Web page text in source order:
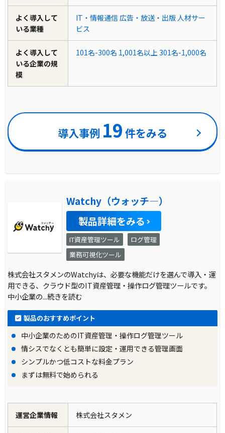
よく導入して
いる業種
IT・情報通信 広告・放送・出版人材サー
ビス
よく導入して
いる企業の規
模
101名-300名 1,001名以上301名-1,000名
導入事例 19 件をみる
Watchy（ウォッチ―）
製品詳細をみる
IT資産管理ツール
ログ管理
業務可視化ツール
株式会社スタメンのWatchyは、必要な機能だけを選んで導入・運
用できる、クラウド型のIT資産管理・操作ログ管理ツールです。
中小企業の...続きを読む
製品のおすすめポイント
中小企業のためのIT資産管理・操作ログ管理ツール
情シスでなくとも簡単に設定・運用できる管理画面
シンプルかつ低コストな料金プラン
まずは無料で始められる
運営企業情報 株式会社スタメン